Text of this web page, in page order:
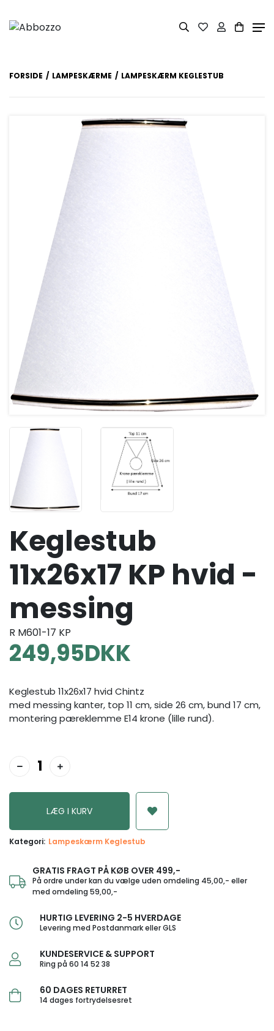
FORSIDE LAMPESKÆRME LAMPESKÆRM KEGLESTUB
Keglestub
11x26x17 KP hvid -
messing
R M601-17 KP
249,95DKK
Keglestub 11x26x17 hvid Chintz
med messing kanter, top 11 cm, side 26 cm, bund 17 cm,
montering pæreklemme E14 krone (lille rund).
Kategori: Lampeskærm Keglestub
GRATIS FRAGT PÅ KØB OVER 499,-
På ordre under kan du vælge uden omdeling 45,00,- eller
med omdeling 59,00,-
HURTIG LEVERING 2-5 HVERDAGE
Levering med Postdanmark eller GLS
KUNDESERVICE & SUPPORT
Ring på 60 14 52 38
60 DAGES RETURRET
14 dages fortrydelsesret